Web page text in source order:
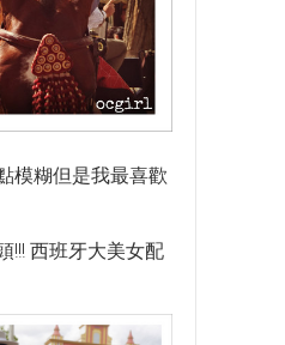
模糊但是我最喜歡
!!! 西班牙大美女配